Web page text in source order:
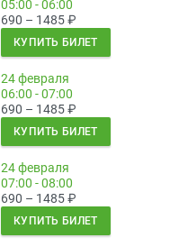
05:00 - 06:00
690 – 1485₽
КУПИТЬ БИЛЕТ
24 февраля
06:00 - 07:00
690 – 1485₽
КУПИТЬ БИЛЕТ
24 февраля
07:00 - 08:00
690 – 1485₽
КУПИТЬ БИЛЕТ